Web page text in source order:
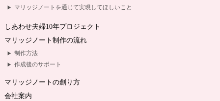
マリッジノートを通じて実現してほしいこと
しあわせ夫婦10年プロジェクト
マリッジノート制作の流れ
制作方法
作成後のサポート
マリッジノートの創り方
会社案内